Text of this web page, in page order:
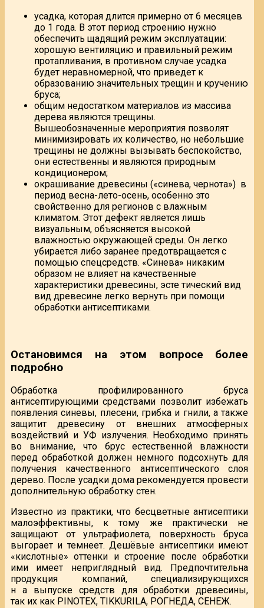
усадка, которая длится примерно от 6 месяцев
до 1 года. В этот период строению нужно
обеспечить щадящий режим эксплуатации:
хорошую вентиляцию и правильный режим
протапливания, в противном случае усадка
будет неравномерной, что приведет к
образованию значительных трещин и кручению
бруса;
общим недостатком материалов из массива
дерева являются трещины.
Вышеобозначенные мероприятия позволят
минимизировать их количество, но небольшие
трещины не должны вызывать беспокойство,
они естественны и являются природным
кондиционером;
окрашивание древесины («синева, чернота») в
период весна-лето-осень, особенно это
свойственно для регионов с влажным
климатом. Этот дефект является лишь
визуальным, объясняется высокой
влажностью окружающей среды. Он легко
убирается либо заранее предотвращается с
помощью спецсредств. «Синева» никаким
образом не влияет на качественные
характеристики древесины, эсте тический вид
вид древесине легко вернуть при помощи
обработки антисептиками.
Остановимся на этом вопросе более
подробно
Обработка профилированного бруса
антисептирующими средствами позволит избежать
появления синевы, плесени, грибка и гнили, а также
защитит древесину от внешних атмосферных
воздействий и УФ излучения. Необходимо принять
во внимание, что брус естественной влажности
перед обработкой должен немного подсохнуть для
получения качественного антисептического слоя
дерево. После усадки дома рекомендуется провести
дополнительную обработку стен.
Известно из практики, что бесцветные антисептики
малоэффективны, к тому же практически не
защищают от ультрафиолета, поверхность бруса
выгорает и темнеет. Дешёвые антисептики имеют
«кислотные» оттенки и строение после обработки
ими имеет неприглядный вид. Предпочтительна
продукция компаний, специализирующихся
н а выпуске средств для обработки древесины,
так их как PINOTEX, TIKKURILA, РОГНЕДА, СЕНЕЖ.